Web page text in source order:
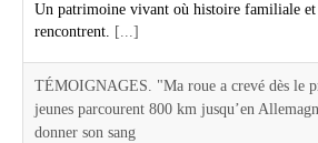
Un patrimoine vivant où histoire familiale et
rencontrent. [...]
TÉMOIGNAGES. "Ma roue a crevé dès le
jeunes parcourent 800 km jusqu’en
donner son sang